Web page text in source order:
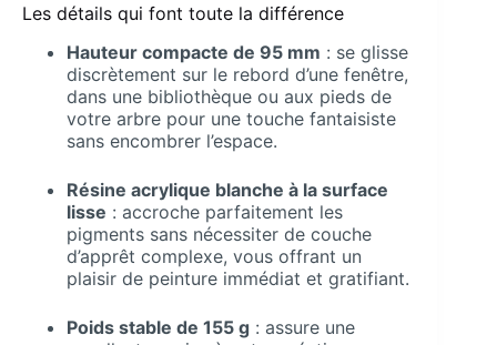
Les détails qui font toute la différence
Hauteur compacte de 95 mm : se glisse
discrètement sur le rebord d’une fenêtre,
dans une bibliothèque ou aux pieds de
votre arbre pour une touche fantaisiste
sans encombrer l’espace.
Résine acrylique blanche à la surface
lisse : accroche parfaitement les
pigments sans nécessiter de couche
d’apprêt complexe, vous offrant un
plaisir de peinture immédiat et gratifiant.
Poids stable de 155 g : assure une